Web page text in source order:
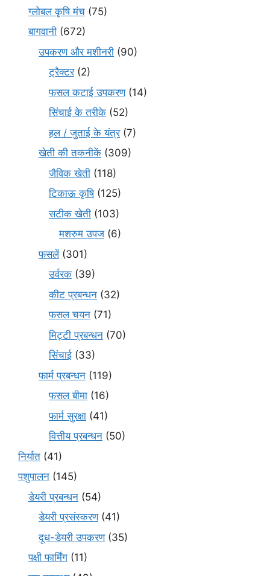
ग्लोबल कृषि मंच (75)
बागवानी (672)
उपकरण और मशीनरी (90)
ट्रैक्टर(2)
फसल कटाई उपकरण(14)
सिंचाई के तरीके (52)
हल / जुताई के यंत्र(7)
खेती की तकनीकें (309)
जैविक खेती (118)
टिकाऊ कृषि(125)
सटीक खेती (103)
मशरुम उपज (6)
फसलें(301)
उर्वरक (39)
कीट प्रबन्धन (32)
फसल चयन (71)
मि‌ट्टी प्रबन्धन (70)
सिंचाई (33)
फार्म प्रबन्धन (119)
फसल बीमा (16)
फार्म सुरक्षा (41)
वित्तीय प्रबन्धन (50)
निर्यात (41)
पशुपालन (145)
डेयरी प्रबन्धन (54)
डेयरी प्रसंस्करण(41)
दूध-डेयरी उपकरण(35)
पक्षी फार्मिंग (11)